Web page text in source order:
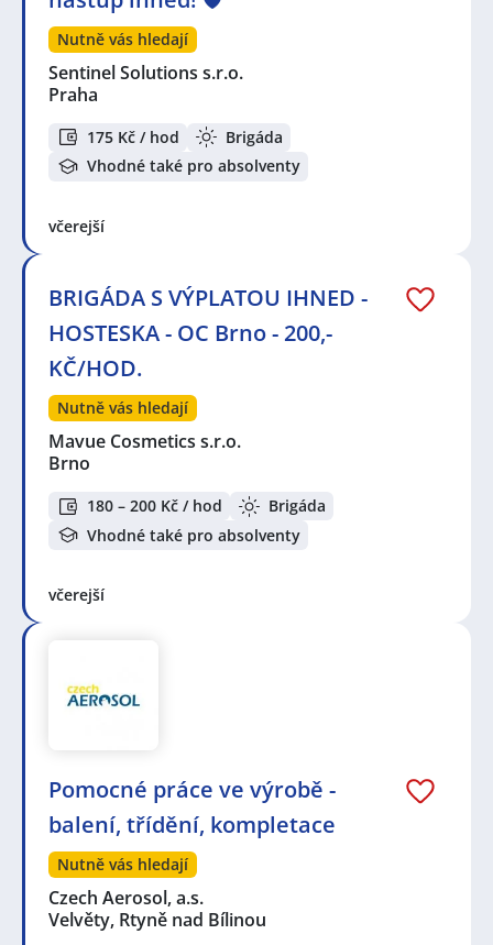
Nutně vás hledají
Sentinel Solutions s.r.o.
Praha
175 Kč / hod
Brigáda
Vhodné také pro absolventy
včerejší
BRIGÁDA S VÝPLATOU IHNED -
HOSTESKA - OC Brno - 200,-
KČ/HOD.
Nutně vás hledají
Mavue Cosmetics s.r.o.
Brno
180 – 200 Kč / hod
Brigáda
Vhodné také pro absolventy
včerejší
Pomocné práce ve výrobě -
balení, třídění, kompletace
Nutně vás hledají
Czech Aerosol, a.s.
Velvěty, Rtyně nad Bílinou